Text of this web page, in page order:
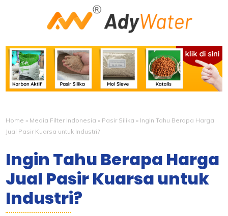
Home » Media Filter Indonesia » Pasir Silika » Ingin Tahu Berapa Harga
Jual Pasir Kuarsa untuk Industri?
Ingin Tahu Berapa Harga
Jual Pasir Kuarsa untuk
Industri?